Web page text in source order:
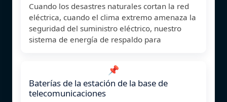
Cuando los desastres naturales cortan la red
eléctrica, cuando el clima extremo amenaza la
seguridad del suministro eléctrico, nuestro
sistema de energía de respaldo para
📌
Baterías de la estación de la base de
telecomunicaciones